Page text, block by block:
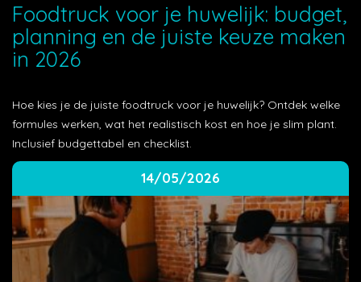
Foodtruck voor je huwelijk: budget,
planning en de juiste keuze maken
in 2026
Hoe kies je de juiste foodtruck voor je huwelijk? Ontdek welke
formules werken, wat het realistisch kost en hoe je slim plant.
Inclusief budgettabel en checklist.
14/05/2026